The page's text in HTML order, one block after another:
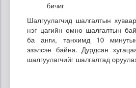
бичиг
Шалгуулагчид шалгалтын
нэг цагийн өмнө шалгалтын
ба анги, танхимд 10
эзэлсэн байна. Дурдсан
шалгуулагчийг шалгалтад